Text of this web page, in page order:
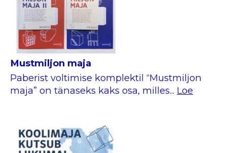
Mustmiljon maja
Paberist voltimise komplektil “Mustmiljon
maja” on tänaseks kaks osa, milles... Loe